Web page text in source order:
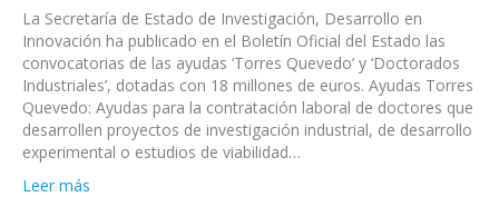
las
convocatorias
Torres
Quevedo
y
Doctorados
Industriales
La Secretaría de Estado de Investigación, Desarrollo en
Innovación ha publicado en el Boletín Oficial del Estado las
convocatorias de las ayudas ‘Torres Quevedo’ y ‘Doctorados
Industriales’, dotadas con 18 millones de euros. Ayudas Torres
Quevedo: Ayudas para la contratación laboral de doctores que
desarrollen proyectos de investigación industrial, de desarrollo
experimental o estudios de viabilidad…
Leer más